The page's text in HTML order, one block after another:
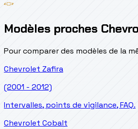
Modèles proches
Pour comparer des modèles de la
Chevrolet Zafira
(2001 - 2012)
Intervalles, points de vigilance, FAQ.
Chevrolet Cobalt